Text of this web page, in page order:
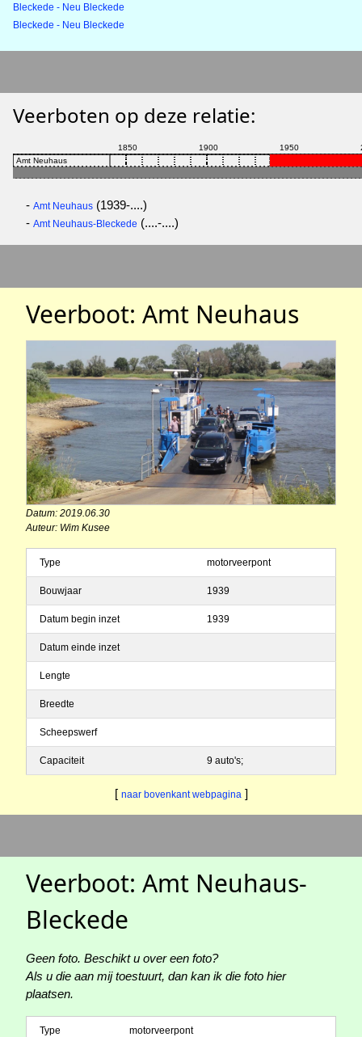
Bleckede - Neu Bleckede
Bleckede - Neu Bleckede
Veerboten op deze relatie:
- Amt Neuhaus (1939-....)
- Amt Neuhaus-Bleckede (....-....)
Veerboot: Amt Neuhaus
Datum: 2019.06.30
Auteur: Wim Kusee
Type motorveerpont
Bouwjaar 1939
Datum begin inzet 1939
Datum einde inzet
Lengte
Breedte
Scheepswerf
Capaciteit 9 auto's;
[ naar bovenkant webpagina ]
Veerboot: Amt Neuhaus-
Bleckede
Geen foto. Beschikt u over een foto?
Als u die aan mij toestuurt, dan kan ik die foto hier
plaatsen.
Type motorveerpont